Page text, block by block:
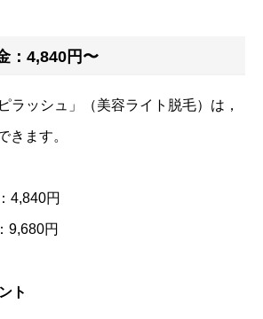
：4,840円〜
ラッシュ」（美容ライト脱毛）は，
きます。
4,840円
9,680円
ト